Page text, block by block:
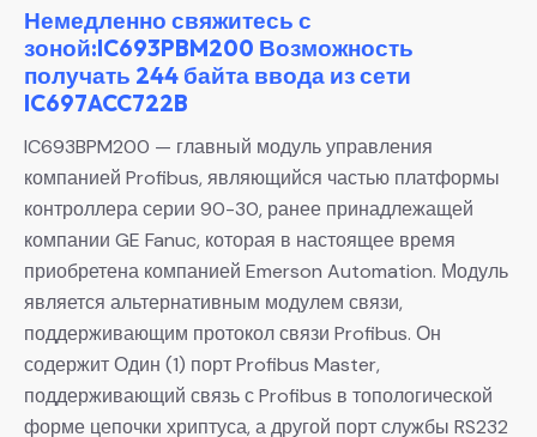
Немедленно свяжитесь с
зоной:IC693PBM200 Возможность
получать 244 байта ввода из сети
IC697ACC722B
IC693BPM200 — главный модуль управления
компанией Profibus, являющийся частью платформы
контроллера серии 90-30, ранее принадлежащей
компании GE Fanuc, которая в настоящее время
приобретена компанией Emerson Automation. Модуль
является альтернативным модулем связи,
поддерживающим протокол связи Profibus. Он
содержит Один (1) порт Profibus Master,
поддерживающий связь с Profibus в топологической
форме цепочки хриптуса, а другой порт службы RS232